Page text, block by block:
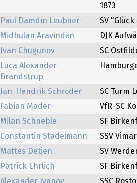
1873
Paul Damdin Leubner SV
Midhulan Aravindan DJK
Ivan Chugunov SC
Luca Alexander
Brandstrup
Jan-Hendrik Schröder SC Turm
Fabian Mader VfR-SC
Milan Schneble SF
Constantin Stadelmann SSV
Mattes Detjen SV
Patrick Ehrlich SF
Alexander Ivanov SSC